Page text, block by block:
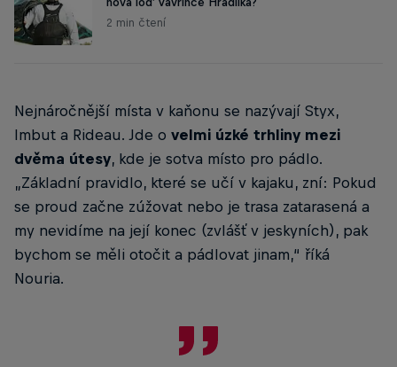
2 min čtení
Nejnáročnější místa v kaňonu se nazývají Styx,
Imbut a Rideau. Jde o velmi úzké trhliny mezi
dvěma útesy, kde je sotva místo pro pádlo.
„Základní pravidlo, které se učí v kajaku, zní: Pokud
se proud začne zúžovat nebo je trasa zatarasená a
my nevidíme na její konec (zvlášť v jeskyních), pak
bychom se měli otočit a pádlovat jinam,“ říká
Nouria.